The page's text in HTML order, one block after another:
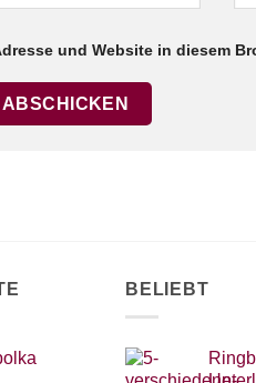
und Website in diesem
BELIEBT